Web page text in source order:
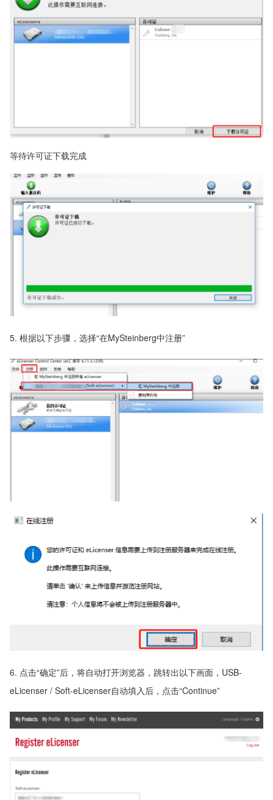
等待许可证下载完成
5. 根据以下步骤，选择“在MySteinberg中注册”
6. 点击“确定”后，将自动打开浏览器，跳转出以下画面，USB-
eLicenser / Soft-eLicenser自动填入后，点击“Continue”